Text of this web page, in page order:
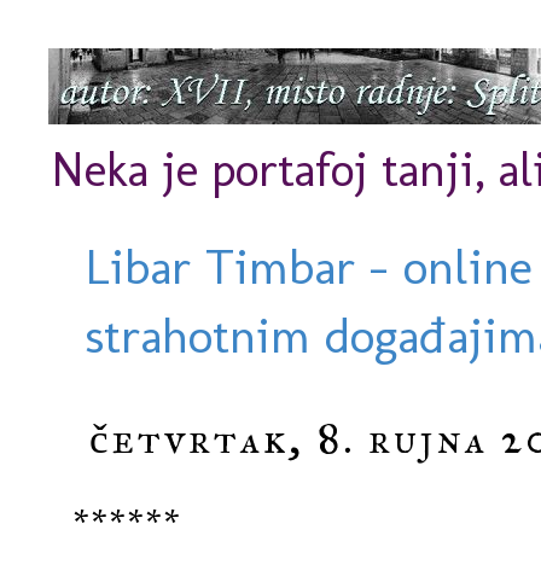
Neka je portafoj tanji,
Libar Timbar -
strahotnim
četvrtak, 8. rujna
******